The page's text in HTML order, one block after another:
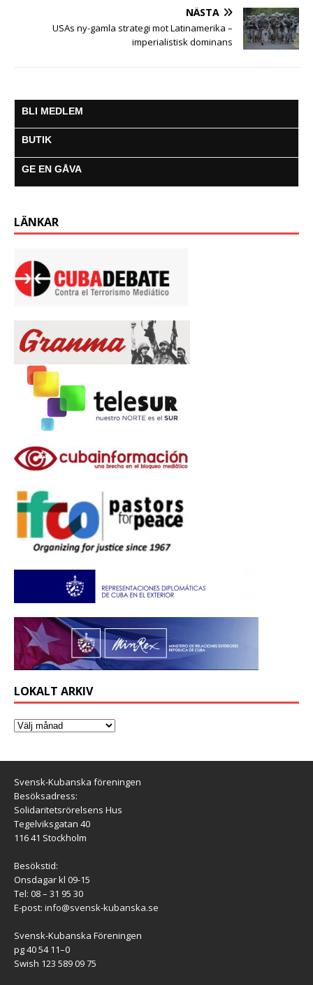
NÄSTA
USAs ny-gamla strategi mot Latinamerika –
imperialistisk dominans
BLI MEDLEM
BUTIK
GE EN GÅVA
LÄNKAR
LOKALT ARKIV
Svensk-Kubanska föreningen
Besöksadress:
Solidaritetsrörelsens Hus
Tegelviksgatan 40
116 41 Stockholm
Besökstid:
Onsdagar kl 09-15
Tel: 08 – 31 95 30
E-post: info@svensk-kubanska.se
Svensk-Kubanska Föreningen
pg 40 54 11–0
Swish 123 589 09 75